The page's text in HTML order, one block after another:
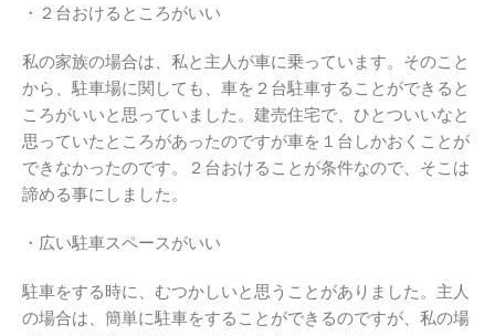
・２台おけるところがいい
私の家族の場合は、私と主人が車に乗っています。そのこと
から、駐車場に関しても、車を２台駐車することができると
ころがいいと思っていました。建売住宅で、ひとついいなと
思っていたところがあったのですが車を１台しかおくことが
できなかったのです。２台おけることが条件なので、そこは
諦める事にしました。
・広い駐車スペースがいい
駐車をする時に、むつかしいと思うことがありました。主人
の場合は、簡単に駐車をすることができるのですが、私の場